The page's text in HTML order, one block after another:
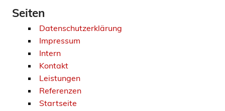
Seiten
Datenschutzerklärung
Impressum
Intern
Kontakt
Leistungen
Referenzen
Startseite